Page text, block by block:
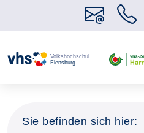
Sie befinden sich hier: